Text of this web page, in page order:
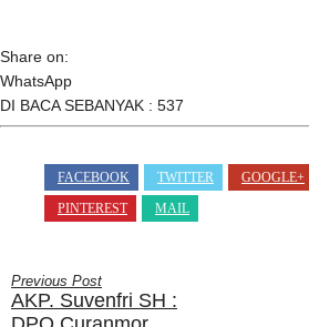
Share on:
WhatsApp
DI BACA SEBANYAK : 537
FACEBOOK TWITTER GOOGLE+
PINTEREST
MAIL
Previous Post
AKP. Suvenfri SH :